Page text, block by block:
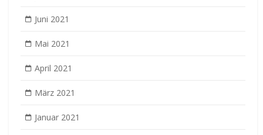
Juni 2021
Mai 2021
April 2021
März 2021
Januar 2021